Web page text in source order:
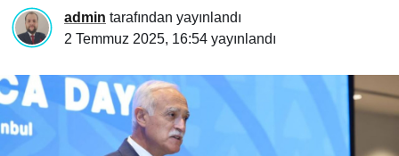
admin tarafından yayınlandı
2 Temmuz 2025, 16:54 yayınlandı